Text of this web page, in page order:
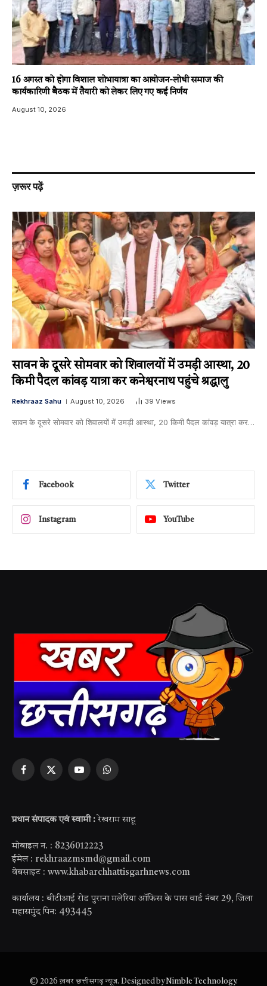
16 अगस्त को होगा विशाल शोभायात्रा का आयोजन-लोधी समाज की
कार्यकारिणी बैठक में तैयारी को लेकर लिए गए कई निर्णय
August 10, 2026
ज़रूर पढ़ें
सावन के दूसरे सोमवार को शिवालयों में उमड़ी आस्था, 20
किमी पैदल कांवड़ यात्रा कर कनेश्वरनाथ पहुंचे श्रद्धालु
Rekhraaz Sahu August 10, 2026 39 Views
सावन के दूसरे सोमवार को शिवालयों में उमड़ी आस्था, 20 किमी पैदल कांवड़ यात्रा कर…
Facebook Twitter
Instagram YouTube
Facebook
X
YouTubeWhatsApp
प्रधान संपादक एवं स्वामी : रेखराम साहू
मोबाइल न. : 8236012223
ईमेल : rekhraazmsmd@gmail.com
वेबसाइट : www.khabarchhattisgarhnews.com
कार्यालय : बीटीआई रोड पुराना मलेरिया ऑफिस के पास वार्ड नंबर 29, जिला
महासमुंद पिन: 493445
© 2026 ख़बर छत्तीसगढ़ न्यूज़. Designed byNimble Technology.